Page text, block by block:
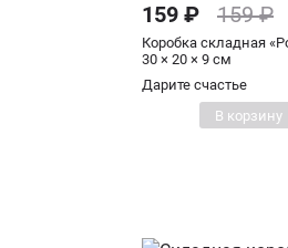
159 ₽ 159 ₽
Коробка складная
30 × 20 × 9 см
Дарите счастье
В корзину